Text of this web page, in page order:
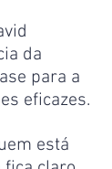
da
para a
eficazes.
está